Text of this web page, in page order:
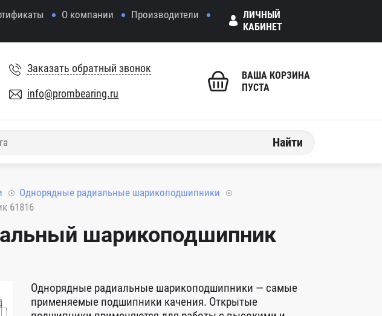
О компании
Производители
ЛИЧНЫЙ
КАБИНЕТ
Заказать обратный звонок
info@prombearing.ru
ВАША КОРЗИНА
ПУСТА
Найти
Однорядные радиальные шарикоподшипники
61816
шарикоподшипник
Однорядные радиальные шарикоподшипники — самые
применяемые подшипники качения. Открытые